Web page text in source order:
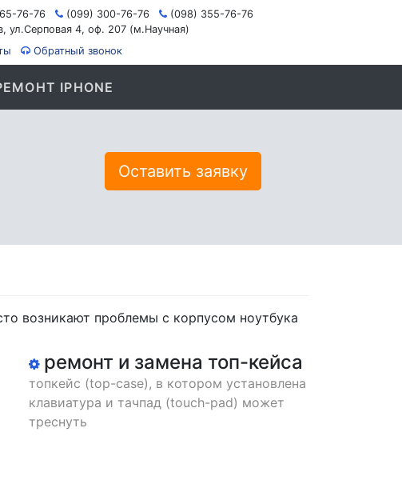
76-76 (099) 300-76-76
(098) 355-76-76
ул.Серповая 4, оф. 207 (м.Научная)
Обратный звонок
IPHONE
Оставить заявку
возникают проблемы с корпусом ноутбука
ремонт и замена топ-кейса
топкейс (top-case), в котором установлена
клавиатура и тачпад (touch-pad) может
треснуть